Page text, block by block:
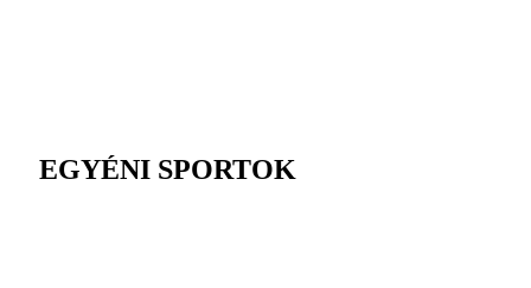
EGYÉNI SPORTOK